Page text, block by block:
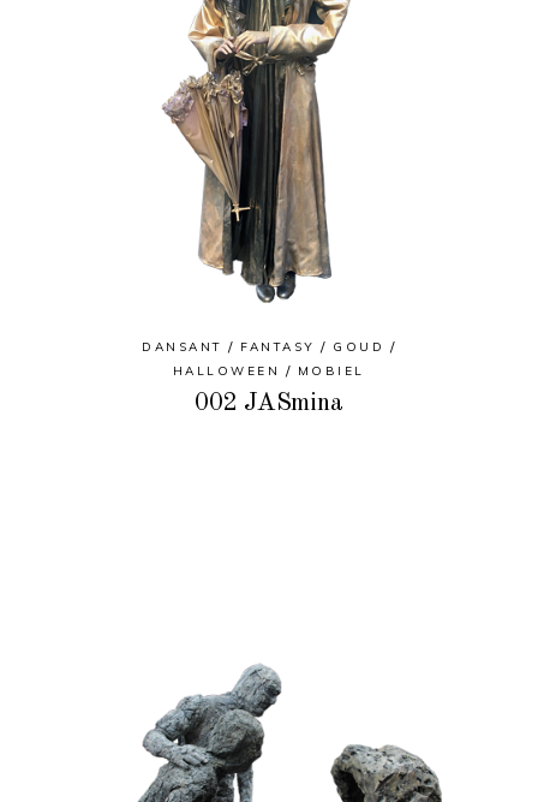
DANSANT FANTASY
GOUD
HALLOWEEN
MOBIEL
002 JASmina